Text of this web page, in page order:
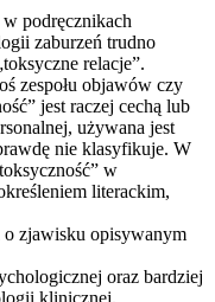
podręcznikach
zaburzeń trudno
relacje”.
zespołu objawów czy
jest raczej cechą lub
j, używana jest
nie klasyfikuje. W
w
literackim,
o zjawisku opisywanym
oraz bardziej